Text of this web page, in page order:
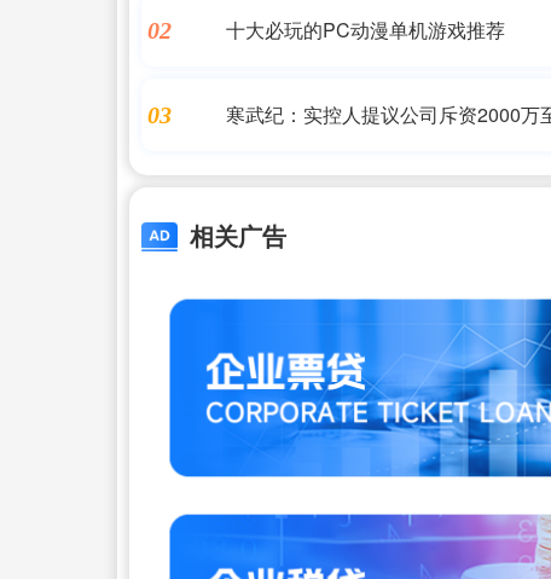
02 十大必玩的PC动漫单机游戏推荐
03 寒武纪：实控人提议公司斥资2000万
相关广告